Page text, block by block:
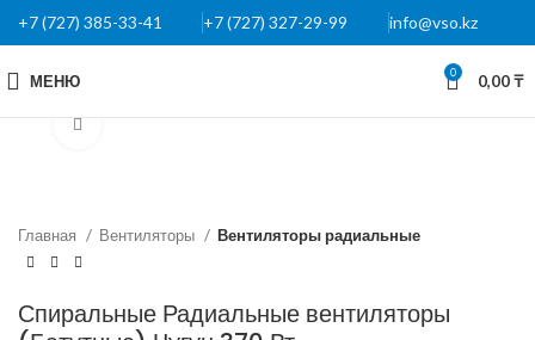
+7 (727) 385-33-41 +7 (727) 327-29-99 info@vso.kz
МЕНЮ 0 0,00₸
Главная Вентиляторы Вентиляторы радиальные
Спиральные Радиальные вентиляторы